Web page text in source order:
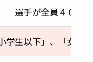
選手が全員４０歳
小学生以下」、「女性